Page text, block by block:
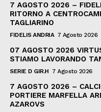
7 AGOSTO 2026 –
RITORNO A
TAGLIARINO
FIDELIS ANDRIA 7 Agosto 2026
07 AGOSTO 2026
STIAMO LAVORANDO
SERIE D GIR.H 7 Agosto 2026
7 AGOSTO 2026 –
PORTIERE MARFELLA
AZAROVS